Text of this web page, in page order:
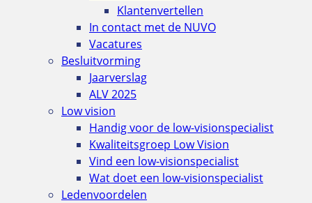
Klantenvertellen
In contact met de NUVO
Vacatures
Besluitvorming
Jaarverslag
ALV 2025
Low vision
Handig voor de low-visionspecialist
Kwaliteitsgroep Low Vision
Vind een low-visionspecialist
Wat doet een low-visionspecialist
Ledenvoordelen